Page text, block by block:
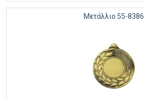
Μετάλλιο 55-8386